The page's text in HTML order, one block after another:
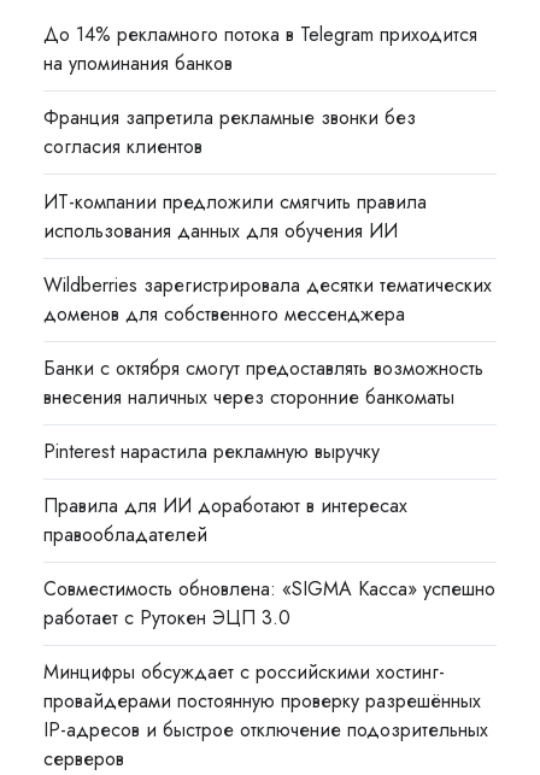
До 14% рекламного потока в Telegram приходится
на упоминания банков
Франция запретила рекламные звонки без
согласия клиентов
ИТ-компании предложили смягчить правила
использования данных для обучения ИИ
Wildberries зарегистрировала десятки тематических
доменов для собственного мессенджера
Банки с октября смогут предоставлять возможность
внесения наличных через сторонние банкоматы
Pinterest нарастила рекламную выручку
Правила для ИИ доработают в интересах
правообладателей
Совместимость обновлена: «SIGMA Касса» успешно
работает с Рутокен ЭЦП 3.0
Минцифры обсуждает с российскими хостинг-
провайдерами постоянную проверку разрешённых
IP-адресов и быстрое отключение подозрительных
серверов